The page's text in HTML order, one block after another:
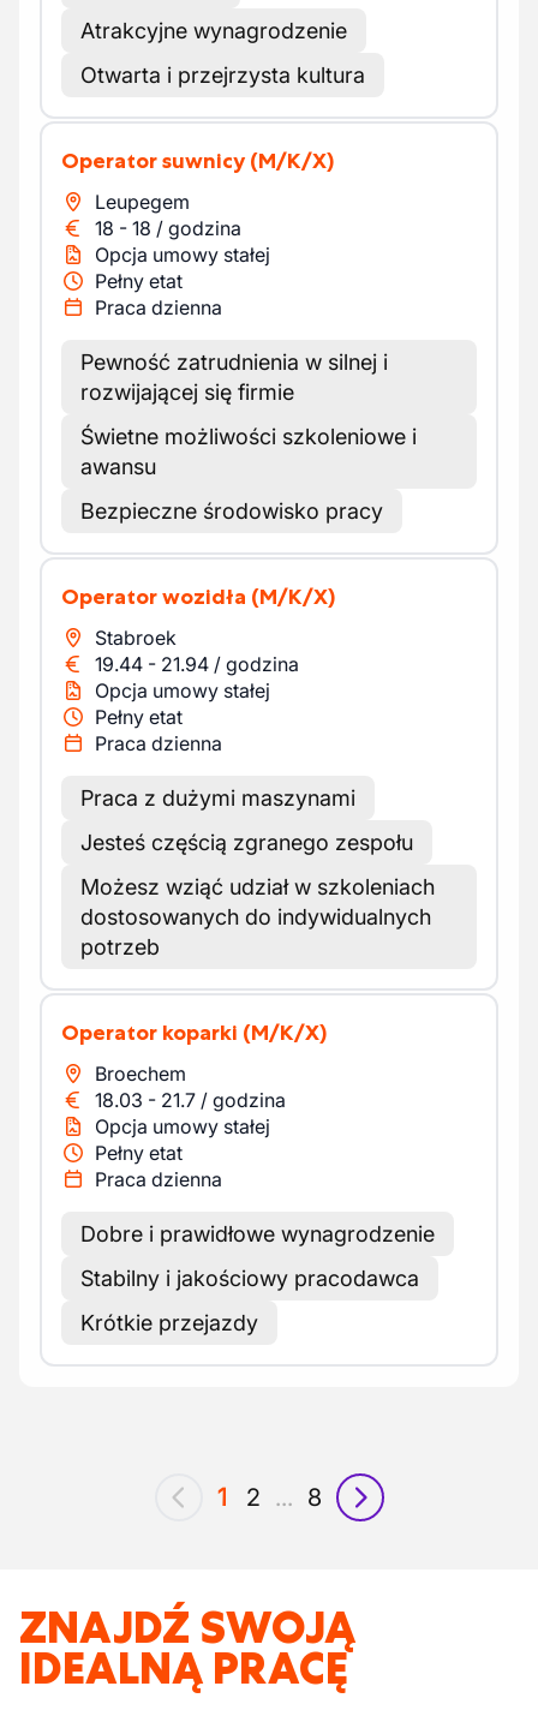
Atrakcyjne wynagrodzenie
Otwarta i przejrzysta kultura
Operator suwnicy (M/K/X)
Leupegem
18 - 18 / godzina
Opcja umowy stałej
Pełny etat
Praca dzienna
Pewność zatrudnienia w silnej i
rozwijającej się firmie
Świetne możliwości szkoleniowe i
awansu
Bezpieczne środowisko pracy
Operator wozidła (M/K/X)
Stabroek
19.44 - 21.94 / godzina
Opcja umowy stałej
Pełny etat
Praca dzienna
Praca z dużymi maszynami
Jesteś częścią zgranego zespołu
Możesz wziąć udział w szkoleniach
dostosowanych do indywidualnych
potrzeb
Operator koparki (M/K/X)
Broechem
18.03 - 21.7 / godzina
Opcja umowy stałej
Pełny etat
Praca dzienna
Dobre i prawidłowe wynagrodzenie
Stabilny i jakościowy pracodawca
Krótkie przejazdy
poprzedni
1 2 ... 8
następny
ZNAJDŹ SWOJĄ
IDEALNĄ PRACĘ